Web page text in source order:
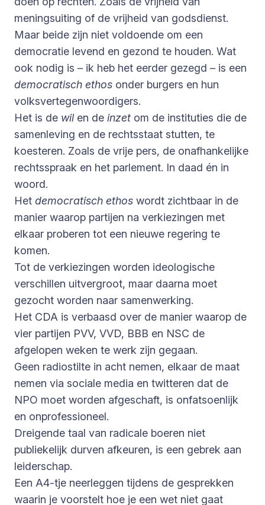
meningsuiting of de vrijheid van godsdienst.
Maar beide zijn niet voldoende om een
democratie levend en gezond te houden. Wat
ook nodig is – ik heb het eerder gezegd – is een
democratisch ethos onder burgers en hun
volksvertegenwoordigers.
Het is de wil en de inzet om de instituties die de
samenleving en de rechtsstaat stutten, te
koesteren. Zoals de vrije pers, de onafhankelijke
rechtsspraak en het parlement. In daad én in
woord.
Het democratisch ethos wordt zichtbaar in de
manier waarop partijen na verkiezingen met
elkaar proberen tot een nieuwe regering te
komen.
Tot de verkiezingen worden ideologische
verschillen uitvergroot, maar daarna moet
gezocht worden naar samenwerking.
Het CDA is verbaasd over de manier waarop de
vier partijen PVV, VVD, BBB en NSC de
afgelopen weken te werk zijn gegaan.
Geen radiostilte in acht nemen, elkaar de maat
nemen via sociale media en twitteren dat de
NPO moet worden afgeschaft, is onfatsoenlijk
en onprofessioneel.
Dreigende taal van radicale boeren niet
publiekelijk durven afkeuren, is een gebrek aan
leiderschap.
Een A4-tje neerleggen tijdens de gesprekken
waarin je voorstelt hoe je een wet niet gaat